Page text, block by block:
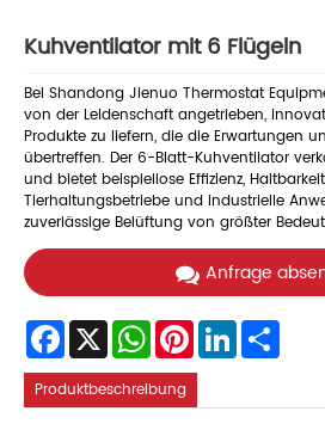
Kuhventilator mit 6 Flügeln
Bei Shandong Jienuo Thermostat
von der Leidenschaft angetrieben,
Produkte zu liefern, die die Erwartungen
übertreffen. Der 6-Blatt-Kuhventilator
und bietet beispiellose Effizienz,
Tierhaltungsbetriebe und industrielle
zuverlässige Belüftung von größter
Anfrage
Facebook
X WhatsApp
PinterestLinkedIn
Produktbeschreibung